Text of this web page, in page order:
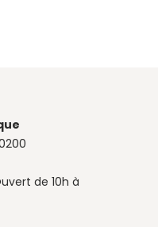
de 10h à